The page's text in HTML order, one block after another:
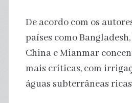
De acordo com os
países como
China e Mianmar
mais críticas, com
águas subterrâneas